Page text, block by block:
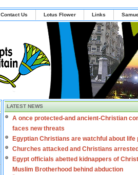
Contact Us Lotus Flower Links
LATEST NEWS
A once protected-and ancient-Christian
faces new threats
Egyptian Christians are watchful about life
Churches attacked and Christians
Egypt officials abetted kidnappers of
Muslim Brotherhood behind abduction